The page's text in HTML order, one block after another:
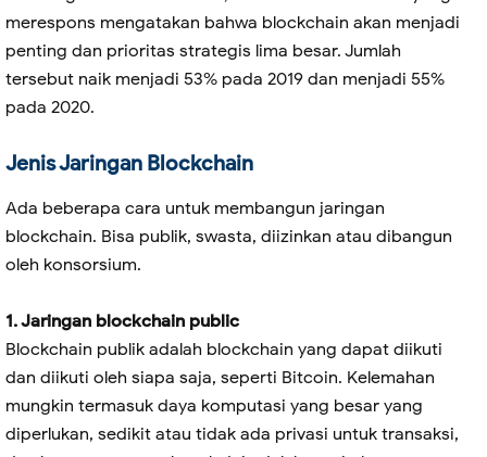
merespons mengatakan bahwa blockchain akan menjadi
penting dan prioritas strategis lima besar. Jumlah
tersebut naik menjadi 53% pada 2019 dan menjadi 55%
pada 2020.
Jenis Jaringan Blockchain
Ada beberapa cara untuk membangun jaringan
blockchain. Bisa publik, swasta, diizinkan atau dibangun
oleh konsorsium.
1. Jaringan blockchain public
Blockchain publik adalah blockchain yang dapat diikuti
dan diikuti oleh siapa saja, seperti Bitcoin. Kelemahan
mungkin termasuk daya komputasi yang besar yang
diperlukan, sedikit atau tidak ada privasi untuk transaksi,